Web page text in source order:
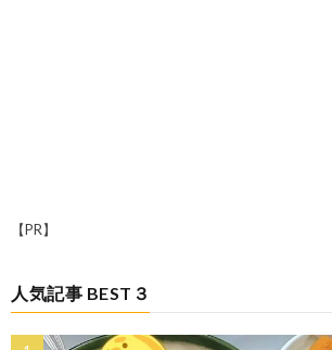
【PR】
人気記事 BEST３